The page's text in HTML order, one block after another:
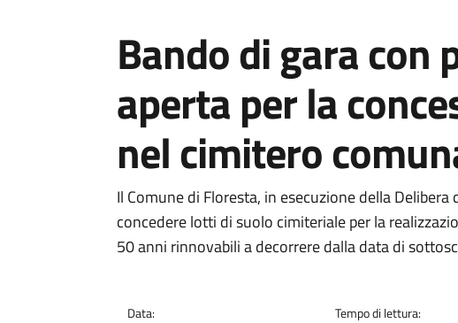
Bando di gara con
aperta per la
nel cimitero
Il Comune di Floresta, in esecuzione della
concedere lotti di suolo cimiteriale per la
50 anni rinnovabili a decorrere dalla data di
Data: Tempo di lettura: